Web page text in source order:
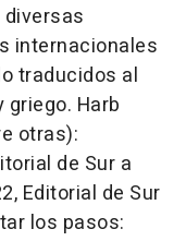
internacionales
traducidos al
Harb
otras):
de Sur a
Editorial de Sur
los pasos: